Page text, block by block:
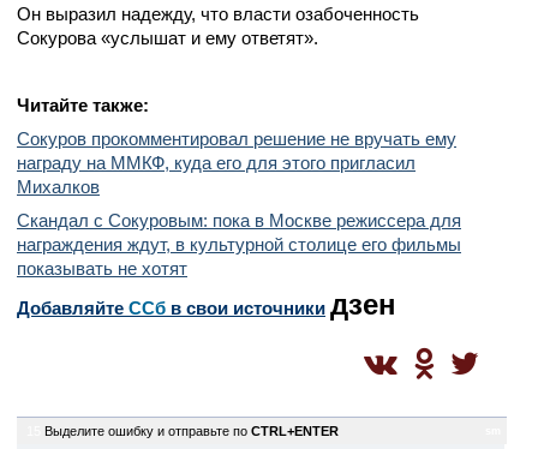
Он выразил надежду, что власти озабоченность
Сокурова «услышат и ему ответят».
Читайте также:
Сокуров прокомментировал решение не вручать ему
награду на ММКФ, куда его для этого пригласил
Михалков
Скандал с Сокуровым: пока в Москве режиссера для
награждения ждут, в культурной столице его фильмы
показывать не хотят
Добавляйте CСб в свои источники дзен
Выделите ошибку и отправьте по CTRL+ENTER